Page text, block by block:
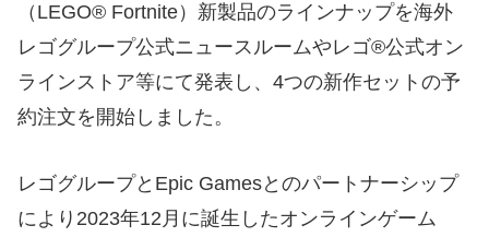
（LEGO® Fortnite）新製品のラインナップを海外
レゴグループ公式ニュースルームやレゴ®公式オン
ラインストア等にて発表し、4つの新作セットの予
約注文を開始しました。
レゴグループとEpic Gamesとのパートナーシップ
により2023年12月に誕生したオンラインゲーム